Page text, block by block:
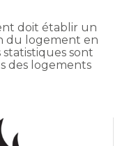
doit établir un
du logement en
statistiques sont
des logements